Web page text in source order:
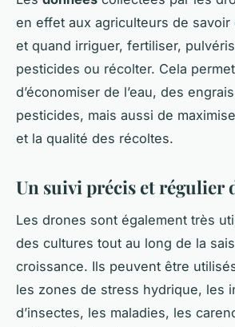
en effet aux agriculteurs de savoir
et quand irriguer, fertiliser,
pesticides ou récolter. Cela
d’économiser de l’eau, des
pesticides, mais aussi de
et la qualité des récoltes.
Un suivi précis et régulier
Les drones sont également très
des cultures tout au long de la
croissance. Ils peuvent être
les zones de stress hydrique, les
d’insectes, les maladies, les